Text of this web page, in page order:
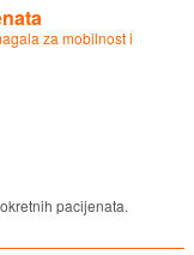
za mobilnost i
pacijenata.